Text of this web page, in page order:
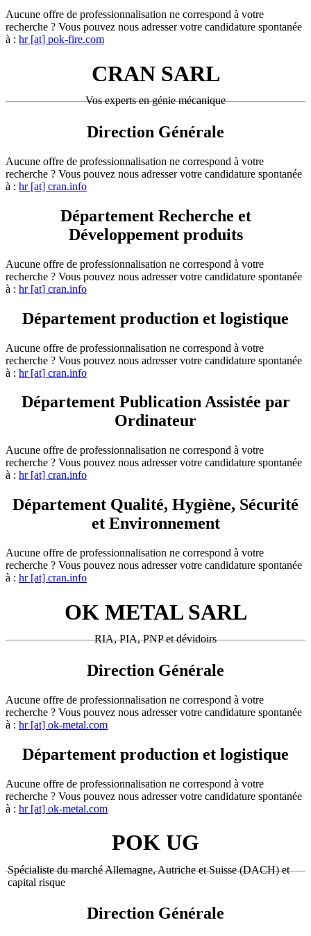
Aucune offre de professionnalisation ne correspond à votre
recherche ? Vous pouvez nous adresser votre candidature spontanée
à : hr [at] pok-fire.com
CRAN SARL
Vos experts en génie mécanique
Direction Générale
Aucune offre de professionnalisation ne correspond à votre
recherche ? Vous pouvez nous adresser votre candidature spontanée
à : hr [at] cran.info
Département Recherche et
Développement produits
Aucune offre de professionnalisation ne correspond à votre
recherche ? Vous pouvez nous adresser votre candidature spontanée
à : hr [at] cran.info
Département production et logistique
Aucune offre de professionnalisation ne correspond à votre
recherche ? Vous pouvez nous adresser votre candidature spontanée
à : hr [at] cran.info
Département Publication Assistée par
Ordinateur
Aucune offre de professionnalisation ne correspond à votre
recherche ? Vous pouvez nous adresser votre candidature spontanée
à : hr [at] cran.info
Département Qualité, Hygiène, Sécurité
et Environnement
Aucune offre de professionnalisation ne correspond à votre
recherche ? Vous pouvez nous adresser votre candidature spontanée
à : hr [at] cran.info
OK METAL SARL
RIA, PIA, PNP et dévidoirs
Direction Générale
Aucune offre de professionnalisation ne correspond à votre
recherche ? Vous pouvez nous adresser votre candidature spontanée
à : hr [at] ok-metal.com
Département production et logistique
Aucune offre de professionnalisation ne correspond à votre
recherche ? Vous pouvez nous adresser votre candidature spontanée
à : hr [at] ok-metal.com
POK UG
Spécialiste du marché Allemagne, Autriche et Suisse (DACH) et
capital risque
Direction Générale